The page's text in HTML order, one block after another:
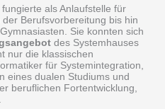
als Anlaufstelle für
Berufsvorbereitung bis hin
Sie konnten sich
des Systemhauses
nur die klassischen
für Systemintegration,
eines dualen Studiums und
beruflichen Fortentwicklung,